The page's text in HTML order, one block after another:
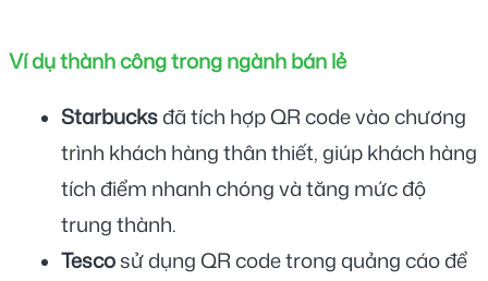
Ví dụ thành công trong ngành bán lẻ
Starbucks đã tích hợp QR code vào chương
trình khách hàng thân thiết, giúp khách hàng
tích điểm nhanh chóng và tăng mức độ
trung thành.
Tesco sử dụng QR code trong quảng cáo để